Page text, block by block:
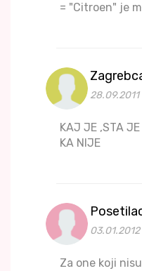
= "Citroen" je
28.09.2011
KAJ JE ,STA JE
KA NIJE
03.01.2012
Za one koji